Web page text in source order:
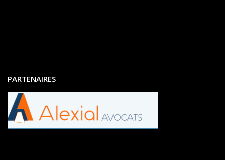
PARTENAIRES